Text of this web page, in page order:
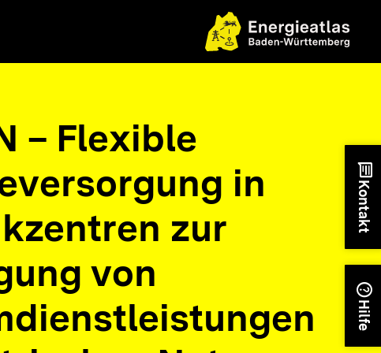
– Flexible
in
zur
von
chat
Kontakt
help
Hilfe